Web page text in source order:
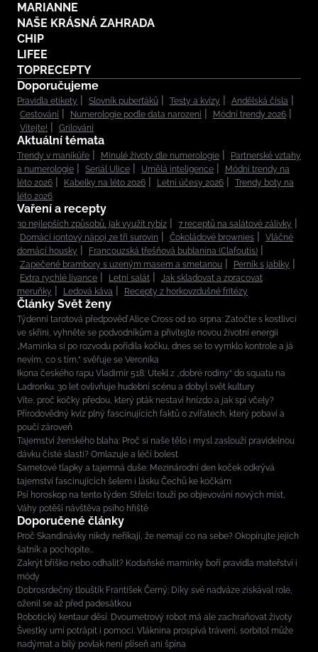
MARIANNE
NAŠE KRÁSNÁ ZAHRADA
CHIP
LIFEE
TOPRECEPTY
Doporučujeme
Pravidla etikety Slovník puberťáků Testy a kvízy
Andělská čísla
Cestování
Numerologie podle data narození
Módní trendy 2026
Vítejte!
Grilování
Aktuální témata
Trendy v manikúře Minulé životy dle numerologie
Partnerské vztahy
a numerologie
Seriál Ulice Umělá inteligence
Módní trendy na
léto 2026
Kabelky na léto 2026 Letní účesy 2026
Trendy boty na
léto 2026
Vaření a recepty
30 nejlepších způsobů, jak využít rybíz
7 receptů na salátové zálivky
Domácí iontový nápoj ze tří surovin
Čokoládové brownies
Vláčné
domácí housky
Francouzská třešňová bublanina (Clafoutis)
Zapečené brambory s uzeným masem a smetanou
Perník s jablky
Extra rychlé lívance
Letní salát
Jak skladovat a zpracovat
meruňky
Ledová káva Recepty z horkovzdušné fritézy
Články Svět ženy
Týdenní tarotová předpověď Alice Cross od 10. srpna: Zatočte s kostlivci
ve skříni, vyhněte se podvodníkům a přivítejte novou životní energii
„Maminka si po rozvodu pořídila kočku, dnes se to vymklo kontrole a já
nevím, co s tím,“ svěřuje se Veronika
Ikona českého rapu Vladimír 518: Utekl z „dobré rodiny“ do squatu na
Ladronku. 30 let ovlivňuje hudební scénu a dobyl svět kultury
Víte, proč kočky předou, který pták nestaví hnízdo a jak spí včely?
Přírodovědný kvíz plný fascinujících faktů o zvířatech, který pobaví a
poučí zároveň
Tajemství ženského blaha: Proč si naše tělo i mysl zaslouží pravidelnou
dávku čisté slasti? Omlazuje a léčí bolest
Sametové tlapky a tajemná duše: Mezinárodní den koček odkrývá
tajemství fascinujících šelem i lásku Čechů ke kočkám
Psí horoskop na tento týden: Střelci touží po objevování nových míst,
Váhy potěší návštěva psího hřiště
Doporučené články
Proč Skandinávky nikdy neříkají, že nemají co na sebe? Okopírujte jejich
šatník a pochopíte...
Zakrýt bříško nebo odhalit? Kodaňské maminky boří pravidla mateřství i
módy
Dobrosrdečný tlouštík František Černý: Díky své nadváze získával role,
oženil se až před padesátkou
Robotický kentaur děsí. Dvoumetrový robot má ale zachraňovat životy
Švestky umí potrápit i pomoci. Vláknina prospívá trávení, sorbitol může
nadýmat a bílý povlak není plíseň ani špína